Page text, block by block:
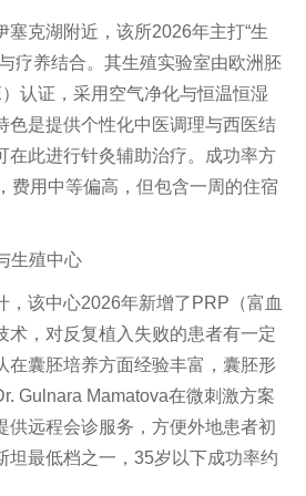
塞克湖附近，该所2026年主打“生
疗养结合。其生殖实验室由欧洲胚
认证，采用空气净化与恒温恒湿
色是提供个性化中医调理与西医结
在此进行针灸辅助治疗。成功率方
费用中等偏高，但包含一周的住宿
生殖中心
，该中心2026年新增了PRP（富血
术，对反复植入失败的患者有一定
在囊胚培养方面经验丰富，囊胚形
Gulnara Mamatova在微刺激方案
供远程会诊服务，方便外地患者初
坦最低档之一，35岁以下成功率约